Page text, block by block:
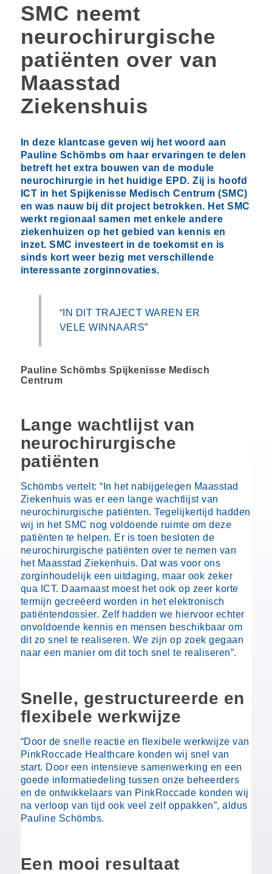
SMC neemt
neurochirurgische
patiënten over van
Maasstad
Ziekenshuis
In deze klantcase geven wij het woord aan
Pauline Schömbs om haar ervaringen te delen
betreft het extra bouwen van de module
neurochirurgie in het huidige EPD. Zij is hoofd
ICT in het Spijkenisse Medisch Centrum (SMC)
en was nauw bij dit project betrokken. Het SMC
werkt regionaal samen met enkele andere
ziekenhuizen op het gebied van kennis en
inzet. SMC investeert in de toekomst en is
sinds kort weer bezig met verschillende
interessante zorginnovaties.
“IN DIT TRAJECT WAREN ER
VELE WINNAARS”
Pauline Schömbs Spijkenisse Medisch
Centrum
Lange wachtlijst van
neurochirurgische
patiënten
Schömbs vertelt: “In het nabijgelegen Maasstad
Ziekenhuis was er een lange wachtlijst van
neurochirurgische patiënten. Tegelijkertijd hadden
wij in het SMC nog voldoende ruimte om deze
patiënten te helpen. Er is toen besloten de
neurochirurgische patiënten over te nemen van
het Maasstad Ziekenhuis. Dat was voor ons
zorginhoudelijk een uitdaging, maar ook zeker
qua ICT. Daarnaast moest het ook op zeer korte
termijn gecreëerd worden in het elektronisch
patiëntendossier. Zelf hadden we hiervoor echter
onvoldoende kennis en mensen beschikbaar om
dit zo snel te realiseren. We zijn op zoek gegaan
naar een manier om dit toch snel te realiseren”.
Snelle, gestructureerde en
flexibele werkwijze
“Door de snelle reactie en flexibele werkwijze van
PinkRoccade Healthcare konden wij snel van
start. Door een intensieve samenwerking en een
goede informatiedeling tussen onze beheerders
en de ontwikkelaars van PinkRoccade konden wij
na verloop van tijd ook veel zelf oppakken”, aldus
Pauline Schömbs.
Een mooi resultaat